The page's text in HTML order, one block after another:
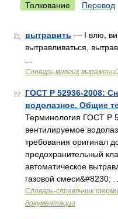
Толкование Перевод
21 вытравить — I влю,
вытравливаться,
Словарь многих
22
ГОСТ Р 52936-2008:
водолазное. Общие
Терминология ГОСТ Р
вентилируемое
требования оригинал
предохранительный
автоматическое
газовой смеси&#8230; …
Словарь-справочник
документации